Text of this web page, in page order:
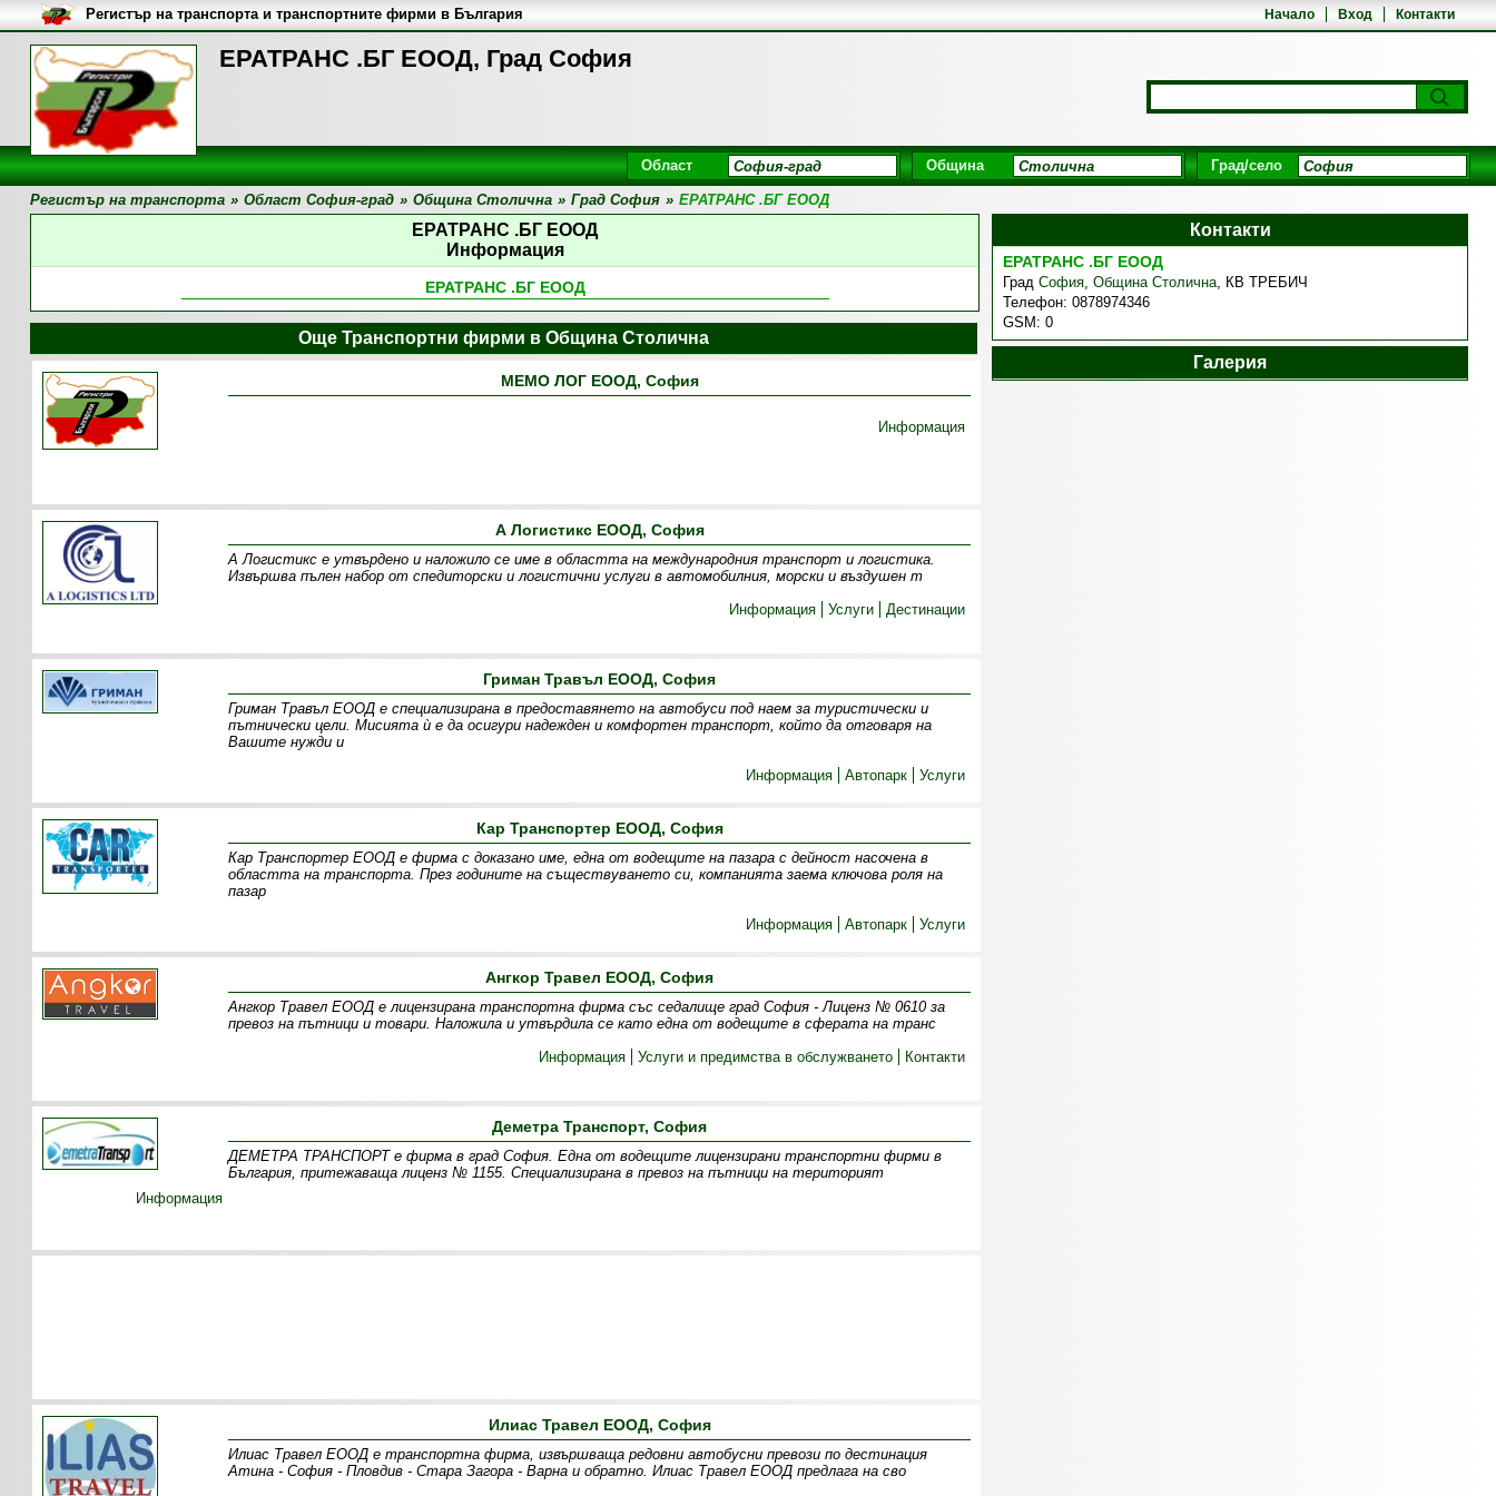
ЕРАТРАНС .БГ ЕООД, Град София
Начало Вход Контакти
Регистър на транспорта и транспортните фирми в България
Област Община Град/село
Регистър на транспорта » Област София-град » Община Столична » Град София » ЕРАТРАНС .БГ ЕООД
ЕРАТРАНС .БГ ЕООД
Информация
ЕРАТРАНС .БГ ЕООД
Контакти
ЕРАТРАНС .БГ ЕООД
Град София, Община Столична, КВ ТРЕБИЧ
Телефон: 0878974346
GSM: 0
Галерия
Още Транспортни фирми в Община Столична
МЕМО ЛОГ ЕООД, София
Информация
А Логистикс ЕООД, София
А Логистикс е утвърдено и наложило се име в областта на международния транспорт и логистика.
Извършва пълен набор от спедиторски и логистични услуги в автомобилния, морски и въздушен т
Информация
Услуги Дестинации
Гриман Травъл ЕООД, София
Гриман Травъл ЕООД е специализирана в предоставянето на автобуси под наем за туристически и
пътнически цели. Мисията ѝ е да осигури надежден и комфортен транспорт, който да отговаря на
Вашите нужди и
Информация
Автопарк Услуги
Кар Транспортер ЕООД, София
Кар Транспортер ЕООД е фирма с доказано име, една от водещите на пазара с дейност насочена в
областта на транспорта. През годините на съществуването си, компанията заема ключова роля на
пазар
Информация
Автопарк Услуги
Ангкор Травел ЕООД, София
Ангкор Травел ЕООД е лицензирана транспортна фирма със седалище град София - Лиценз № 0610 за
превоз на пътници и товари. Наложила и утвърдила се като една от водещите в сферата на транс
Информация
Услуги и предимства в обслужването Контакти
Деметра Транспорт, София
ДЕМЕТРА ТРАНСПОРТ е фирма в град София. Една от водещите лицензирани транспортни фирми в
България, притежаваща лиценз № 1155. Специализирана в превоз на пътници на територият
Информация
Илиас Травел ЕООД, София
Илиас Травел ЕООД е транспортна фирма, извършваща редовни автобусни превози по дестинация
Атина - София - Пловдив - Стара Загора - Варна и обратно. Илиас Травел ЕООД предлага на сво